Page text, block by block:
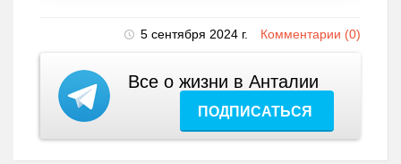
5 сентября 2024 г. Комментарии (0)
Все о жизни в Анталии
ПОДПИСАТЬСЯ